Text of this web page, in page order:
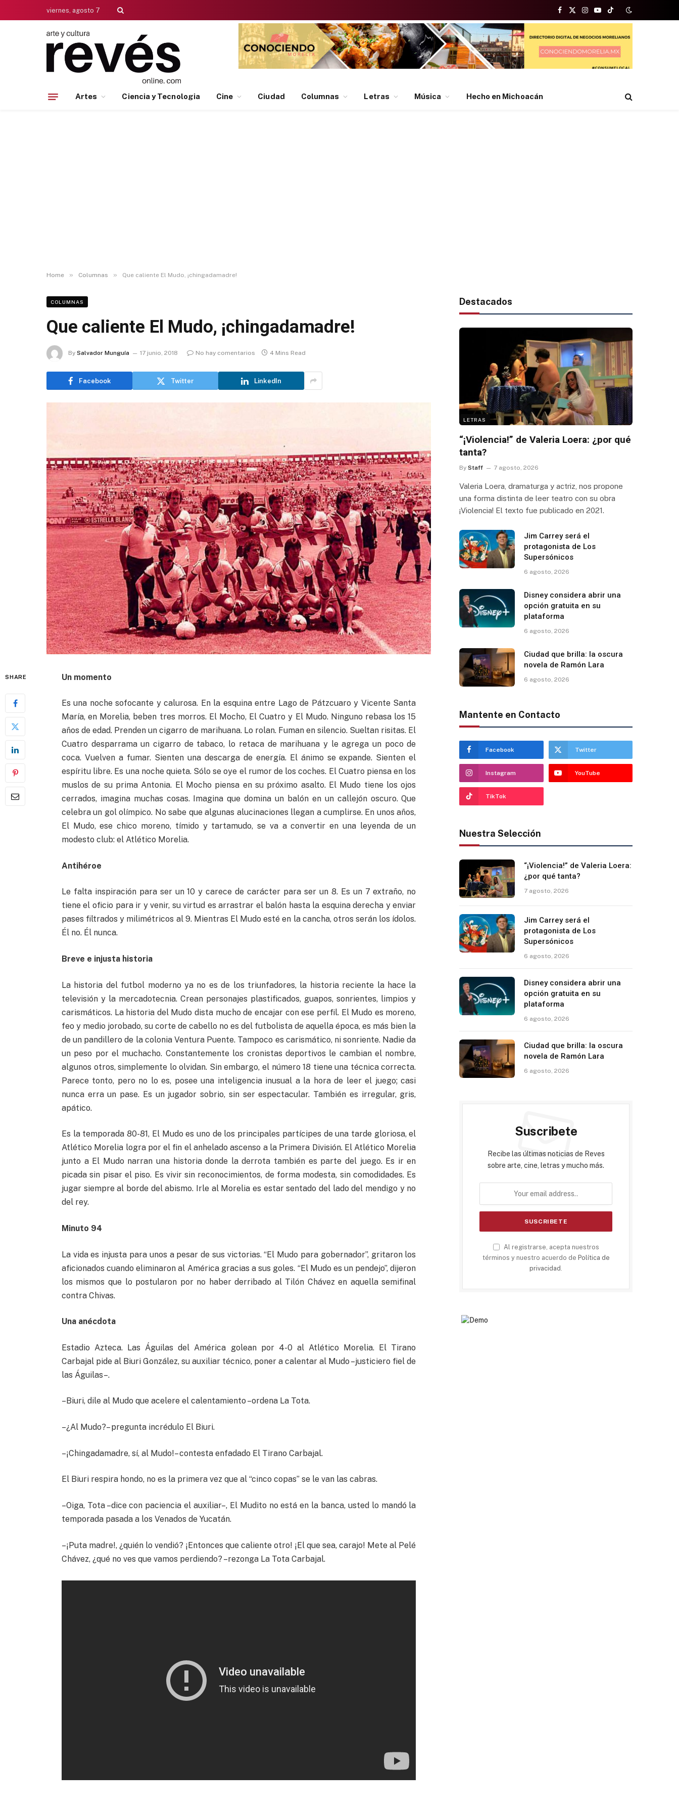
viernes, agosto 7
Facebook
X
(Twitter)
Instagram
YouTubeTikTok
Artes Ciencia y Tecnologia Cine Ciudad Columnas Letras Música Hecho en Michoacán
Home » Columnas » Que caliente El Mudo, ¡chingadamadre!
COLUMNAS
Que caliente El Mudo, ¡chingadamadre!
By Salvador Munguía 17 junio, 2018 No hay comentarios 4 Mins Read
Facebook Twitter LinkedIn
SHARE Un momento
Es una noche sofocante y calurosa. En la esquina entre Lago de Pátzcuaro y Vicente Santa
María, en Morelia, beben tres morros. El Mocho, El Cuatro y El Mudo. Ninguno rebasa los 15
años de edad. Prenden un cigarro de marihuana. Lo rolan. Fuman en silencio. Sueltan risitas. El
Cuatro desparrama un cigarro de tabaco, lo retaca de marihuana y le agrega un poco de
coca. Vuelven a fumar. Sienten una descarga de energía. El ánimo se expande. Sienten el
espíritu libre. Es una noche quieta. Sólo se oye el rumor de los coches. El Cuatro piensa en los
muslos de su prima Antonia. El Mocho piensa en su próximo asalto. El Mudo tiene los ojos
cerrados, imagina muchas cosas. Imagina que domina un balón en un callejón oscuro. Que
celebra un gol olímpico. No sabe que algunas alucinaciones llegan a cumplirse. En unos años,
El Mudo, ese chico moreno, tímido y tartamudo, se va a convertir en una leyenda de un
modesto club: el Atlético Morelia.
Antihéroe
Le falta inspiración para ser un 10 y carece de carácter para ser un 8. Es un 7 extraño, no
tiene el oficio para ir y venir, su virtud es arrastrar el balón hasta la esquina derecha y enviar
pases filtrados y milimétricos al 9. Mientras El Mudo esté en la cancha, otros serán los ídolos.
Él no. Él nunca.
Breve e injusta historia
La historia del futbol moderno ya no es de los triunfadores, la historia reciente la hace la
televisión y la mercadotecnia. Crean personajes plastificados, guapos, sonrientes, limpios y
carismáticos. La historia del Mudo dista mucho de encajar con ese perfil. El Mudo es moreno,
feo y medio jorobado, su corte de cabello no es del futbolista de aquella época, es más bien la
de un pandillero de la colonia Ventura Puente. Tampoco es carismático, ni sonriente. Nadie da
un peso por el muchacho. Constantemente los cronistas deportivos le cambian el nombre,
algunos otros, simplemente lo olvidan. Sin embargo, el número 18 tiene una técnica correcta.
Parece tonto, pero no lo es, posee una inteligencia inusual a la hora de leer el juego; casi
nunca erra un pase. Es un jugador sobrio, sin ser espectacular. También es irregular, gris,
apático.
Es la temporada 80-81, El Mudo es uno de los principales partícipes de una tarde gloriosa, el
Atlético Morelia logra por el fin el anhelado ascenso a la Primera División. El Atlético Morelia
junto a El Mudo narran una historia donde la derrota también es parte del juego. Es ir en
picada sin pisar el piso. Es vivir sin reconocimientos, de forma modesta, sin comodidades. Es
jugar siempre al borde del abismo. Irle al Morelia es estar sentado del lado del mendigo y no
del rey.
Minuto 94
La vida es injusta para unos a pesar de sus victorias. “El Mudo para gobernador”, gritaron los
aficionados cuando eliminaron al América gracias a sus goles. “El Mudo es un pendejo”, dijeron
los mismos que lo postularon por no haber derribado al Tilón Chávez en aquella semifinal
contra Chivas.
Una anécdota
Estadio Azteca. Las Águilas del América golean por 4-0 al Atlético Morelia. El Tirano
Carbajal pide al Biuri González, su auxiliar técnico, poner a calentar al Mudo –justiciero fiel de
las Águilas–.
–Biuri, dile al Mudo que acelere el calentamiento –ordena La Tota.
–¿Al Mudo?– pregunta incrédulo El Biuri.
–¡Chingadamadre, sí, al Mudo!– contesta enfadado El Tirano Carbajal.
El Biuri respira hondo, no es la primera vez que al “cinco copas” se le van las cabras.
–Oiga, Tota –dice con paciencia el auxiliar–, El Mudito no está en la banca, usted lo mandó la
temporada pasada a los Venados de Yucatán.
–¡Puta madre!, ¿quién lo vendió? ¡Entonces que caliente otro! ¡El que sea, carajo! Mete al Pelé
Chávez, ¿qué no ves que vamos perdiendo? –rezonga La Tota Carbajal.
Destacados
LETRAS
“¡Violencia!” de Valeria Loera: ¿por qué
tanta?
By Staff 7 agosto, 2026
Valeria Loera, dramaturga y actriz, nos propone
una forma distinta de leer teatro con su obra
¡Violencia! El texto fue publicado en 2021.
Jim Carrey será el
protagonista de Los
Supersónicos
6 agosto, 2026
Disney considera abrir una
opción gratuita en su
plataforma
6 agosto, 2026
Ciudad que brilla: la oscura
novela de Ramón Lara
6 agosto, 2026
Mantente en Contacto
Facebook Twitter
Instagram YouTube
TikTok
Nuestra Selección
“¡Violencia!” de Valeria Loera:
¿por qué tanta?
7 agosto, 2026
Jim Carrey será el
protagonista de Los
Supersónicos
6 agosto, 2026
Disney considera abrir una
opción gratuita en su
plataforma
6 agosto, 2026
Ciudad que brilla: la oscura
novela de Ramón Lara
6 agosto, 2026
Suscribete
Recibe las últimas noticias de Reves
sobre arte, cine, letras y mucho más.
Al registrarse, acepta nuestros
términos y nuestro acuerdo de Política de
privacidad